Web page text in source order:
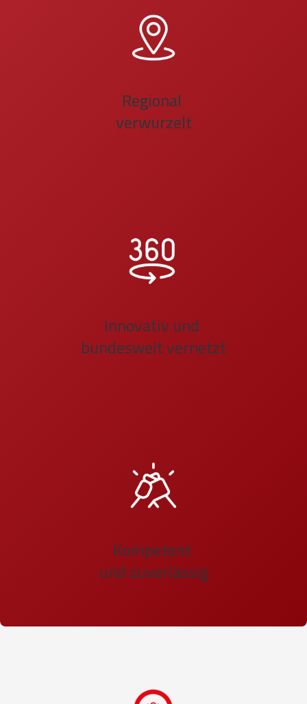
Regional
verwurzelt
Innovativ und
bundesweit vernetzt
Kompetent
und zuverlässig